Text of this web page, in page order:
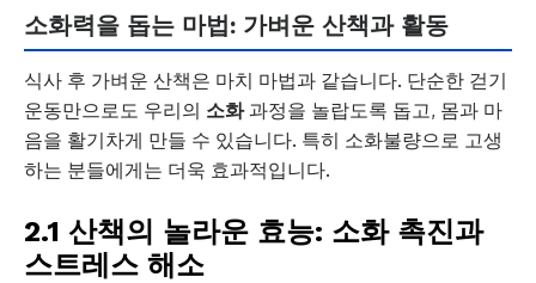
소화력을 돕는 마법: 가벼운 산책과 활동
식사 후 가벼운 산책은 마치 마법과 같습니다. 단순한 걷기
운동만으로도 우리의 소화과정을 놀랍도록 돕고, 몸과 마
음을 활기차게 만들 수 있습니다. 특히 소화불량으로 고생
하는 분들에게는 더욱 효과적입니다.
2.1 산책의 놀라운 효능: 소화 촉진과
스트레스 해소